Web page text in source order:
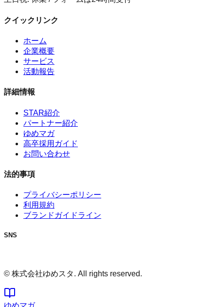
クイックリンク
ホーム
企業概要
サービス
活動報告
詳細情報
STAR紹介
パートナー紹介
ゆめマガ
高卒採用ガイド
お問い合わせ
法的事項
プライバシーポリシー
利用規約
ブランドガイドライン
SNS
© 株式会社ゆめスタ. All rights reserved.